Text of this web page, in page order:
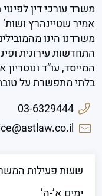
משרד עורכי דין לפינוי
אמיר שטיינהרץ ושות’
משרדנו הינו
התחדשות עירונית
המייסד, עו”ד
בלתי מתפשרת על
03-6329444
שעות פעילות